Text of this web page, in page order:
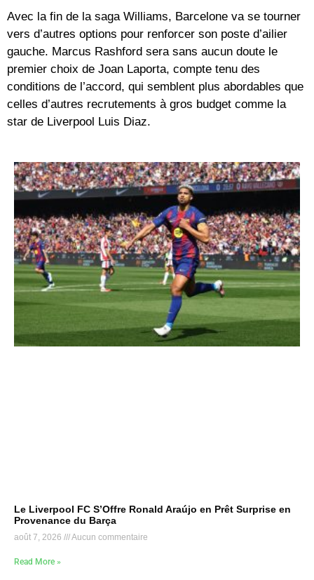
Avec la fin de la saga Williams, Barcelone va se tourner
vers d’autres options pour renforcer son poste d’ailier
gauche. Marcus Rashford sera sans aucun doute le
premier choix de Joan Laporta, compte tenu des
conditions de l’accord, qui semblent plus abordables que
celles d’autres recrutements à gros budget comme la
star de Liverpool Luis Diaz.
Le Liverpool FC S’Offre Ronald Araújo en Prêt Surprise en
Provenance du Barça
août 7, 2026 Aucun commentaire
Read More »